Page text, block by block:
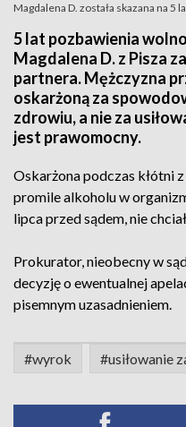
Magdalena D. została skazana na 5
5 lat pozbawienia
Magdalena D. z Pisza
partnera. Mężczyzna
oskarżoną za
zdrowiu, a nie za
jest prawomocny.
Oskarżona podczas kłótni
promile alkoholu w
lipca przed sądem, nie
Prokurator, nieobecny w
decyzję o ewentualnej
pisemnym uzasadnieniem.
#wyrok #usiłowanie